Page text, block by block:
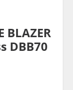
BLAZER
DBB70